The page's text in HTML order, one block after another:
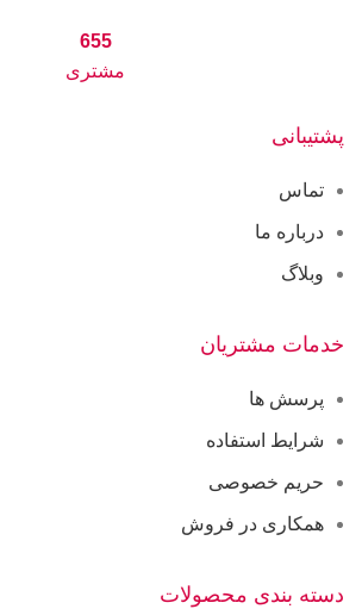
655
مشتری
پشتیبانی
تماس
درباره ما
وبلاگ
خدمات مشتریان
پرسش ها
شرایط استفاده
حریم خصوصی
همکاری در فروش
دسته بندی محصولات